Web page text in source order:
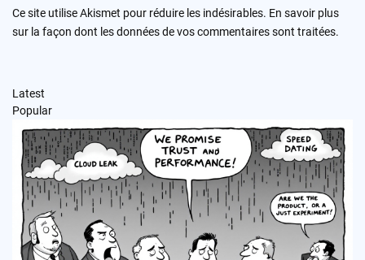
Ce site utilise Akismet pour réduire les indésirables. En savoir plus
sur la façon dont les données de vos commentaires sont traitées.
Latest
Popular